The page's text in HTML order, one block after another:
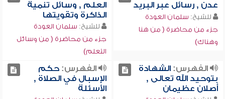
عدن , رسائل عبر البريد
للشيخ: سلمان العودة
جزء من محاضرة ( من هنا
وهناك)
العلم , وسائل تنمية
الذاكرة وتقويتها
للشيخ: سلمان العودة
جزء من محاضرة ( من وسائل
التعلم)
الفهرس:الشهادة
بتوحيد الله تعالى ,
أصلان عظيمان
الفهرس:حكم
الإسبال في الصلاة ,
الأسئلة